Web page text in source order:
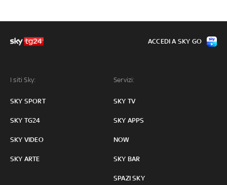
I siti Sky:
SKY SPORT
SKY TG24
SKY VIDEO
SKY ARTE
Servizi:
SKY TV
SKY APPS
NOW
SKY BAR
SPAZI SKY
ACCEDI A SKY GO